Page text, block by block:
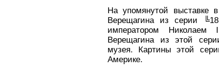
На упомянутой выставке
Верещагина из серии
императором Николаем
Верещагина из этой
музея. Картины этой
Америке.